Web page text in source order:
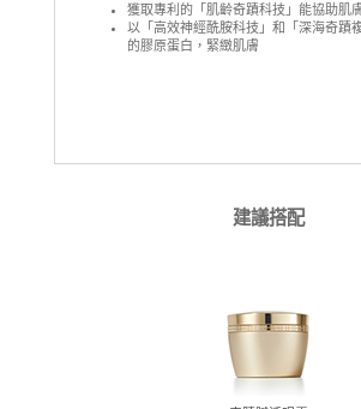
獲取專利的「肌齡奇蹟科技」能協助肌
以「高效神經酰胺科技」和「深海奇蹟
的膠原蛋白，緊緻肌膚
建議搭配